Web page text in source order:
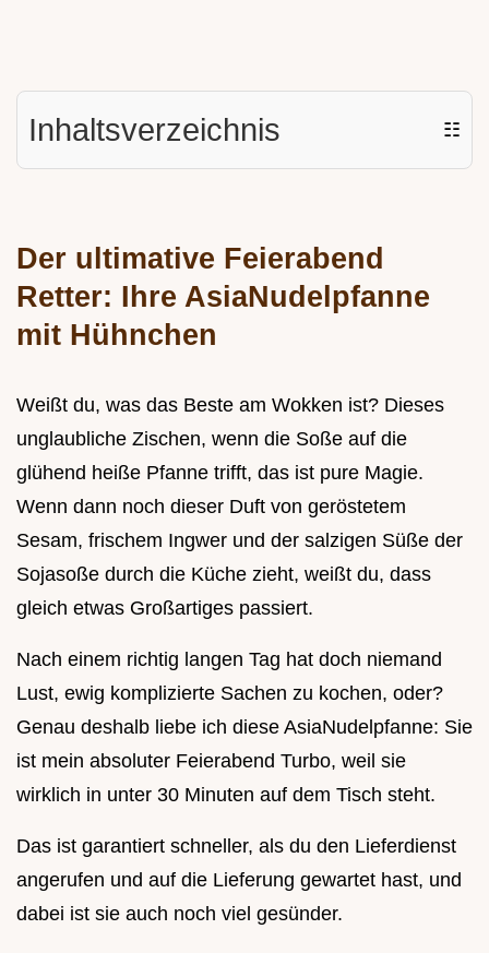
Inhaltsverzeichnis ☷
Der ultimative Feierabend
Retter: Ihre AsiaNudelpfanne
mit Hühnchen
Weißt du, was das Beste am Wokken ist? Dieses
unglaubliche Zischen, wenn die Soße auf die
glühend heiße Pfanne trifft, das ist pure Magie.
Wenn dann noch dieser Duft von geröstetem
Sesam, frischem Ingwer und der salzigen Süße der
Sojasoße durch die Küche zieht, weißt du, dass
gleich etwas Großartiges passiert.
Nach einem richtig langen Tag hat doch niemand
Lust, ewig komplizierte Sachen zu kochen, oder?
Genau deshalb liebe ich diese AsiaNudelpfanne: Sie
ist mein absoluter Feierabend Turbo, weil sie
wirklich in unter 30 Minuten auf dem Tisch steht.
Das ist garantiert schneller, als du den Lieferdienst
angerufen und auf die Lieferung gewartet hast, und
dabei ist sie auch noch viel gesünder.